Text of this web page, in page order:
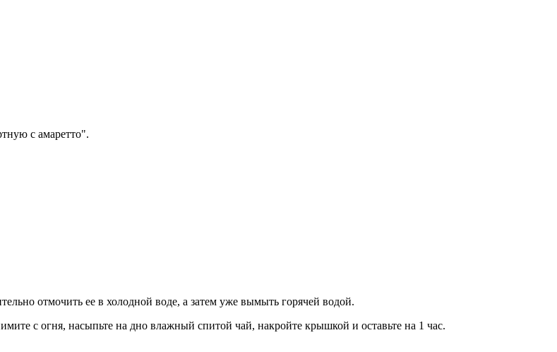
с амаретто".
отмочить ее в холодной воде, а затем уже вымыть горячей водой.
с огня, насыпьте на дно влажный спитой чай, накройте крышкой и оставьте на 1 час.